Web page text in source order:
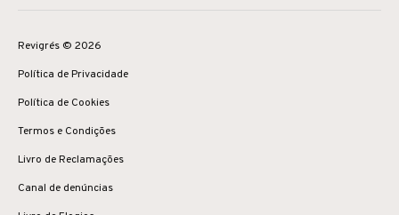
Revigrés © 2026
Política de Privacidade
Política de Cookies
Termos e Condições
Livro de Reclamações
Canal de denúncias